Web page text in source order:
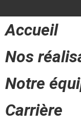
Accueil
Nos
Notre
Carrière